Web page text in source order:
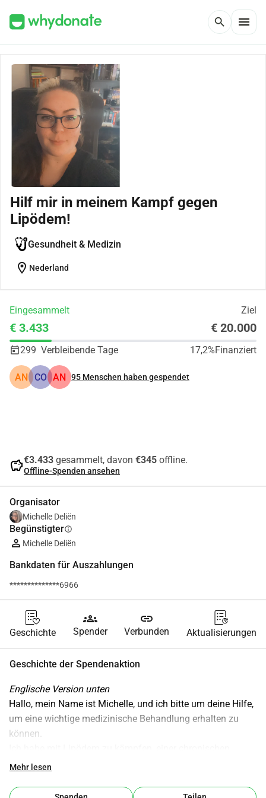
search menu
Hilf mir in meinem Kampf gegen
Lipödem!
Gesundheit & Medizin
location_on Nederland
Eingesammelt Ziel
€ 3.433 € 20.000
299 Verbleibende Tage 17,2%Finanziert
AN CO AN 95 Menschen haben gespendet
savings€3.433 gesammelt, davon €345 offline.
Offline-Spenden ansehen
Organisator
Michelle Deliën
Begünstigterinfo
Michelle Deliën
Bankdaten für Auszahlungen
**************6966
Geschichte
groups
Spender
link
Verbunden Aktualisierungen
Geschichte der Spendenaktion
Englische Version unten
Hallo, mein Name ist Michelle, und ich bitte um deine Hilfe,
um eine wichtige medizinische Behandlung erhalten zu
können.
Erkrankung, die zu abnormaler Fettansammlung in meinem
meinen Beinen und Armen ab, sondern ist im gesamten
Mehr lesen